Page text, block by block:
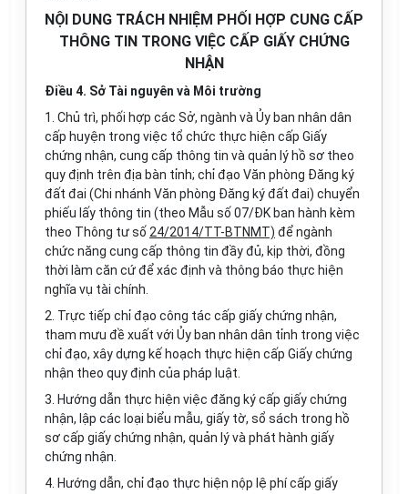
NỘI DUNG TRÁCH NHIỆM PHỐI HỢP CUNG CẤP
THÔNG TIN TRONG VIỆC CẤP GIẤY CHỨNG
NHẬN
Điều 4. Sở Tài nguyên và Môi trường
1. Chủ trì, phối hợp các Sở, ngành và Ủy ban nhân dân
cấp huyện trong việc tổ chức thực hiện cấp Giấy
chứng nhận, cung cấp thông tin và quản lý hồ sơ theo
quy định trên địa bàn tỉnh; chỉ đạo Văn phòng Đăng ký
đất đai (Chi nhánh Văn phòng Đăng ký đất đai) chuyển
phiếu lấy thông tin (theo Mẫu số 07/ĐK ban hành kèm
theo Thông tư số 24/2014/TT-BTNMT) để ngành
chức năng cung cấp thông tin đầy đủ, kịp thời, đồng
thời làm căn cứ để xác định và thông báo thực hiện
nghĩa vụ tài chính.
2. Trực tiếp chỉ đạo công tác cấp giấy chứng nhận,
tham mưu đề xuất với Ủy ban nhân dân tỉnh trong việc
chỉ đạo, xây dựng kế hoạch thực hiện cấp Giấy chứng
nhận theo quy định của pháp luật.
3. Hướng dẫn thực hiện việc đăng ký cấp giấy chứng
nhận, lập các loại biểu mẫu, giấy tờ, sổ sách trong hồ
sơ cấp giấy chứng nhận, quản lý và phát hành giấy
chứng nhận.
4. Hướng dẫn, chỉ đạo thực hiện nộp lệ phí cấp giấy